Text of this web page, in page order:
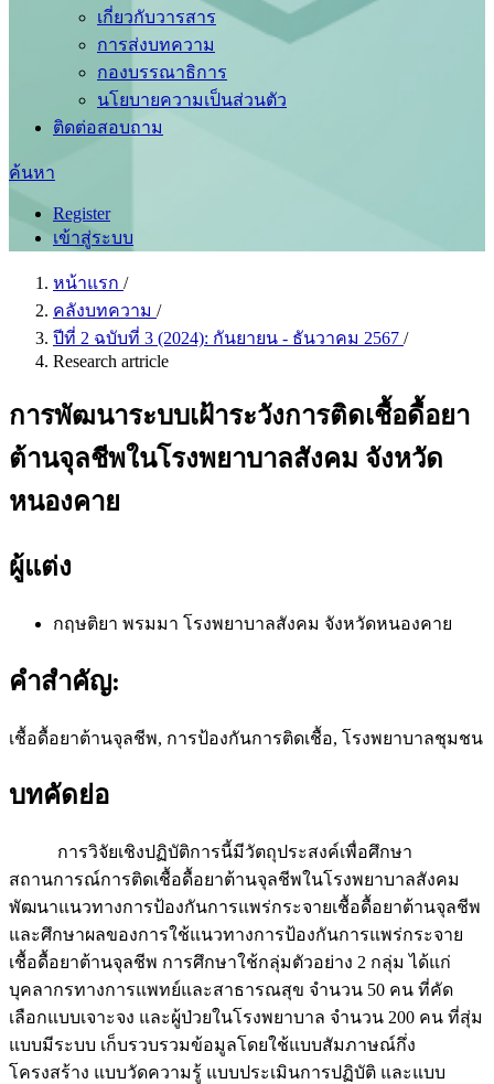
เกี่ยวกับวารสาร
การส่งบทความ
กองบรรณาธิการ
นโยบายความเป็นส่วนตัว
ติดต่อสอบถาม
ค้นหา
Register
เข้าสู่ระบบ
หน้าแรก /
คลังบทความ /
ปีที่ 2 ฉบับที่ 3 (2024): กันยายน - ธันวาคม 2567 /
Research artricle
การพัฒนาระบบเฝ้าระวังการติดเชื้อดื้อยา
ต้านจุลชีพในโรงพยาบาลสังคม จังหวัด
หนองคาย
ผู้แต่ง
กฤษติยา พรมมา โรงพยาบาลสังคม จังหวัดหนองคาย
คำสำคัญ:
เชื้อดื้อยาต้านจุลชีพ, การป้องกันการติดเชื้อ, โรงพยาบาลชุมชน
บทคัดย่อ
การวิจัยเชิงปฏิบัติการนี้มีวัตถุประสงค์เพื่อศึกษา
สถานการณ์การติดเชื้อดื้อยาต้านจุลชีพในโรงพยาบาลสังคม
พัฒนาแนวทางการป้องกันการแพร่กระจายเชื้อดื้อยาต้านจุลชีพ
และศึกษาผลของการใช้แนวทางการป้องกันการแพร่กระจาย
เชื้อดื้อยาต้านจุลชีพ การศึกษาใช้กลุ่มตัวอย่าง 2 กลุ่ม ได้แก่
บุคลากรทางการแพทย์และสาธารณสุข จำนวน 50 คน ที่คัด
เลือกแบบเจาะจง และผู้ป่วยในโรงพยาบาล จำนวน 200 คน ที่สุ่ม
แบบมีระบบ เก็บรวบรวมข้อมูลโดยใช้แบบสัมภาษณ์กึ่ง
โครงสร้าง แบบวัดความรู้ แบบประเมินการปฏิบัติ และแบบ